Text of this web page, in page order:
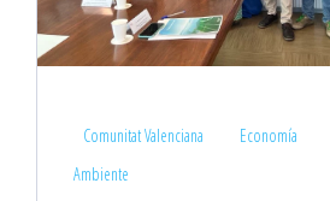
Comunitat Valenciana Economía
Ambiente